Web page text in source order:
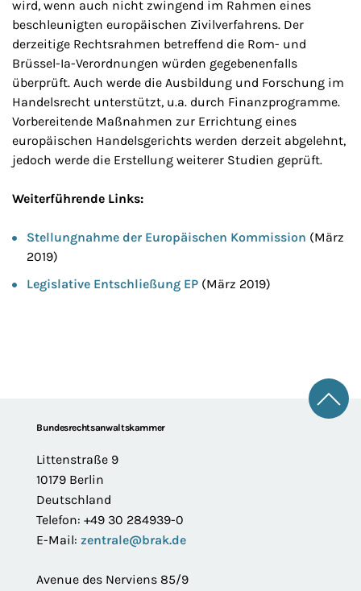
wird, wenn auch nicht zwingend im Rahmen eines
beschleunigten europäischen Zivilverfahrens. Der
derzeitige Rechtsrahmen betreffend die Rom- und
Brüssel-Ia-Verordnungen würden gegebenenfalls
überprüft. Auch werde die Ausbildung und Forschung im
Handelsrecht unterstützt, u.a. durch Finanzprogramme.
Vorbereitende Maßnahmen zur Errichtung eines
europäischen Handelsgerichts werden derzeit abgelehnt,
jedoch werde die Erstellung weiterer Studien geprüft.
Weiterführende Links:
Stellungnahme der Europäischen Kommission (März
2019)
Legislative Entschließung EP (März 2019)
FooterBundesrechtsanwaltskammer
Littenstraße 9
10179 Berlin
Deutschland
Telefon: +49 30 284939-0
E-Mail: zentrale@brak.de
Avenue des Nerviens 85/9